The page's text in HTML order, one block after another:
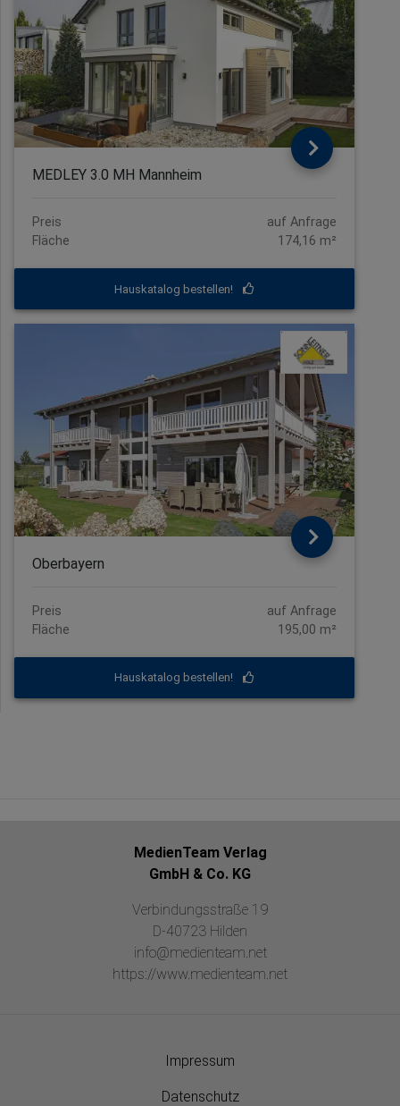
MEDLEY 3.0 MH Mannheim
Preis
auf Anfrage
Fläche
174,16 m²
Hauskatalog bestellen!
Oberbayern
Preis
auf Anfrage
Fläche
195,00 m²
Hauskatalog bestellen!
MedienTeam Verlag
GmbH & Co. KG
Verbindungsstraße 19
D-40723 Hilden
info@medienteam.net
https://www.medienteam.net
Impressum
Datenschutz